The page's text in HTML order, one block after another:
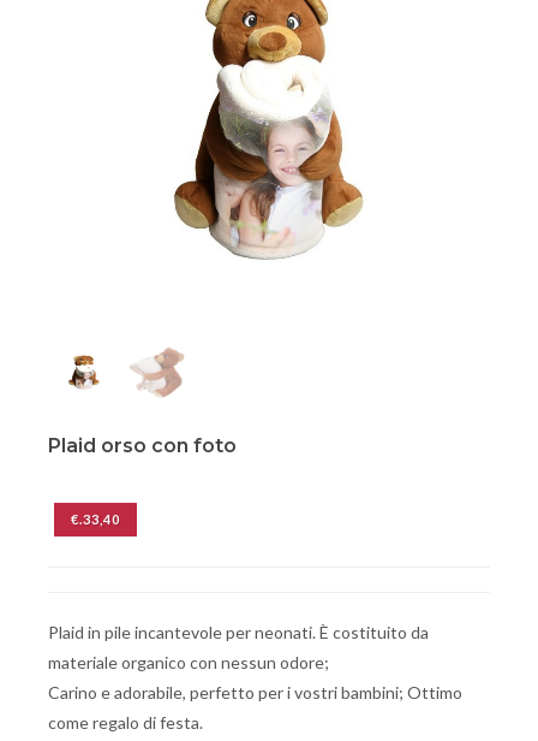
Plaid orso con foto
€.33,40
Plaid in pile incantevole per neonati. È costituito da
materiale organico con nessun odore;
Carino e adorabile, perfetto per i vostri bambini; Ottimo
come regalo di festa.